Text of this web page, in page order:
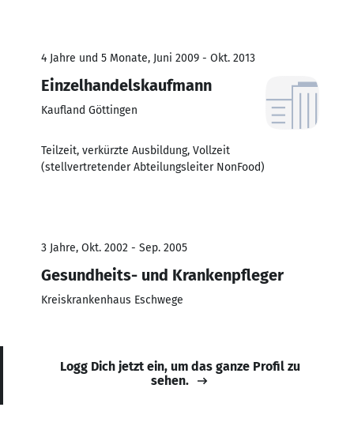
4 Jahre und 5 Monate, Juni 2009 - Okt. 2013
Einzelhandelskaufmann
Kaufland Göttingen
Teilzeit, verkürzte Ausbildung, Vollzeit
(stellvertretender Abteilungsleiter NonFood)
3 Jahre, Okt. 2002 - Sep. 2005
Gesundheits- und Krankenpfleger
Kreiskrankenhaus Eschwege
Logg Dich jetzt ein, um das ganze Profil zu
sehen.